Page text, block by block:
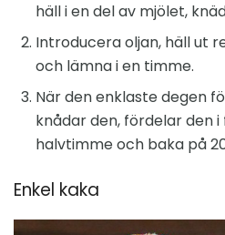
häll i en del av mjölet,
Introducera oljan, häll ut
och lämna i en timme.
När den enklaste degen
knådar den, fördelar den
halvtimme och baka på
Enkel kaka